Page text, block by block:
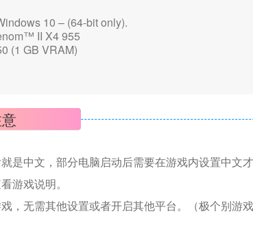
10 – (64-bit only).
II X4 955
(1 GB VRAM)
中文，部分电脑启动后需要在游戏内设置中文才
游戏说明。
，无需其他设置或者开启其他平台。（极个别游